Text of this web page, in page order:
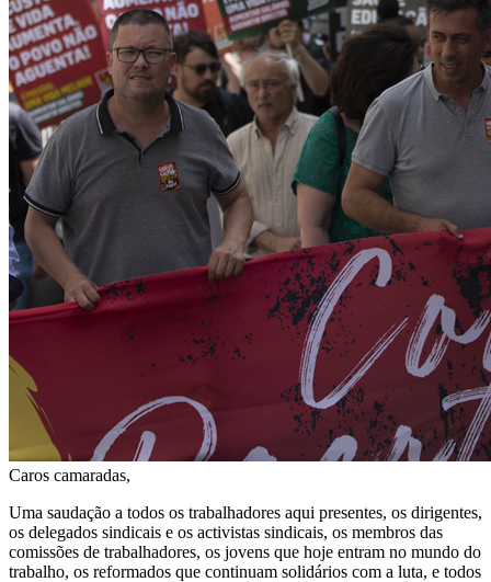
Caros camaradas,
Uma saudação a todos os trabalhadores aqui presentes, os dirigentes,
os delegados sindicais e os activistas sindicais, os membros das
comissões de trabalhadores, os jovens que hoje entram no mundo do
trabalho, os reformados que continuam solidários com a luta, e todos